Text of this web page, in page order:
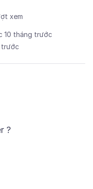
xem
10 tháng trước
trước